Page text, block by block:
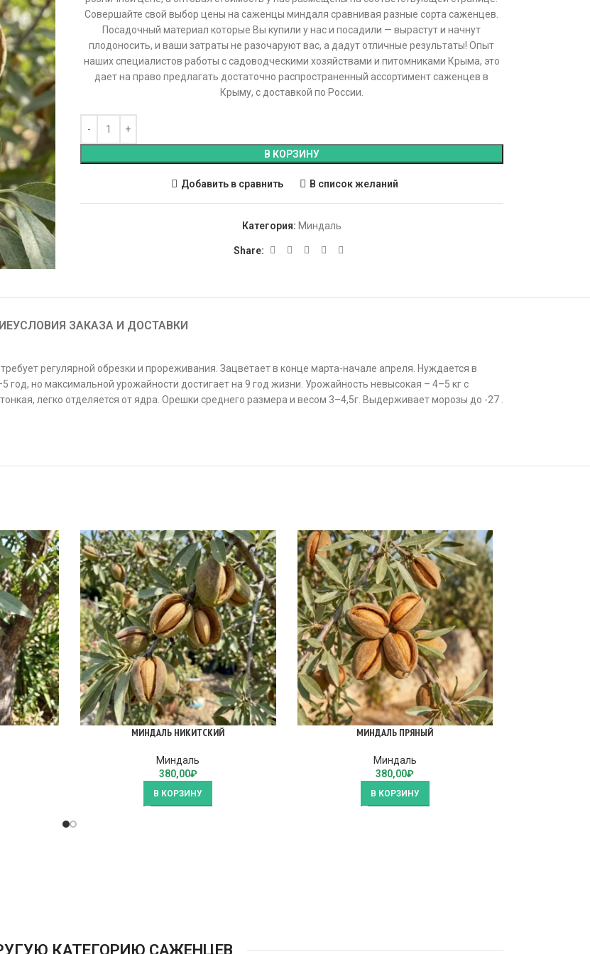
Совершайте свой выбор цены на саженцы миндаля сравнивая разные сорта саженцев.
Посадочный материал которые Вы купили у нас и посадили — вырастут и начнут
плодоносить, и ваши затраты не разочаруют вас, а дадут отличные результаты! Опыт
наших специалистов работы с садоводческими хозяйствами и питомниками Крыма, это
дает на право предлагать достаточно распространенный ассортимент саженцев в
Крыму, с доставкой по России.
В КОРЗИНУ
Добавить в сравнить В список желаний
Категория: Миндаль
Share:
УСЛОВИЯ ЗАКАЗА И ДОСТАВКИ
регулярной обрезки и прореживания. Зацветает в конце марта-начале апреля. Нуждается в
но максимальной урожайности достигает на 9 год жизни. Урожайность невысокая – 4–5 кг с
легко отделяется от ядра. Орешки среднего размера и весом 3–4,5г. Выдерживает морозы до -27 .
МИНДАЛЬ НИКИТСКИЙ
Миндаль
380,00₽
В КОРЗИНУ
МИНДАЛЬ ПРЯНЫЙ
Миндаль
380,00₽
В КОРЗИНУ
КАТЕГОРИЮ САЖЕНЦЕВ